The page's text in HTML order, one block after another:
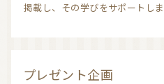
掲載し、その学びをサポートしま
プレゼント企画